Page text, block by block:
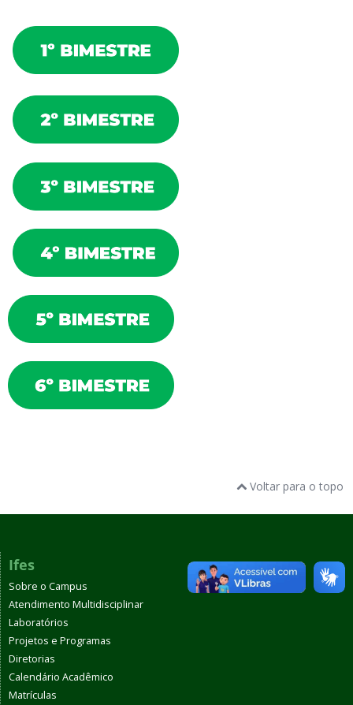
Voltar para o topo
Ifes
Sobre o Campus
Atendimento Multidisciplinar
Laboratórios
Projetos e Programas
Diretorias
Calendário Acadêmico
Matrículas